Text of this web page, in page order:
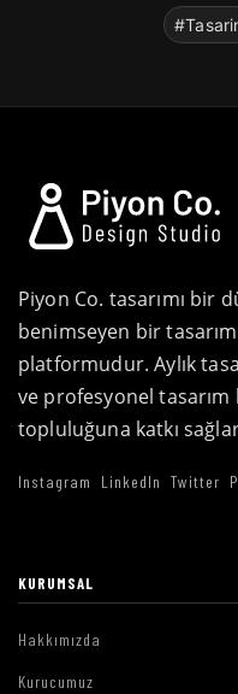
Piyon Co. tasarımı bir
benimseyen bir
platformudur. Aylık
ve profesyonel
topluluğuna katkı
Instagram LinkedIn Twitter
KURUMSAL
Hakkımızda
Kurucumuz